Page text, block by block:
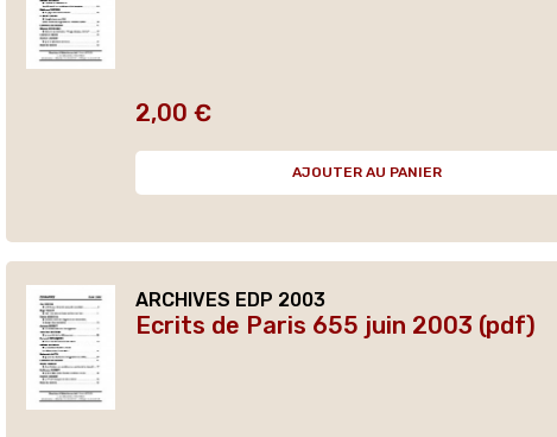
Prix
2,00 €
AJOUTER AU PANIER
ARCHIVES EDP 2003
Ecrits de Paris 655 juin 2003 (pdf)